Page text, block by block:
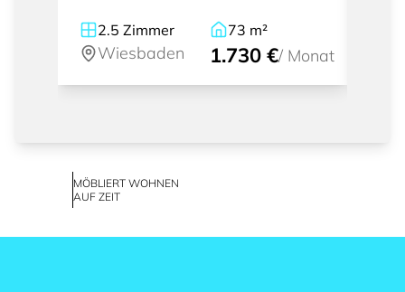
2.5 Zimmer
Wiesbaden
73 m²
1.730 €/ Monat
MÖBLIERT WOHNEN
AUF ZEIT